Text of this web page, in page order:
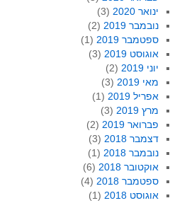
ינואר 2020
(3)
נובמבר 2019
(2)
ספטמבר 2019
(1)
אוגוסט 2019
(3)
יוני 2019
(2)
מאי 2019
(3)
אפריל 2019
(1)
מרץ 2019
(3)
פברואר 2019
(2)
דצמבר 2018
(3)
נובמבר 2018
(1)
אוקטובר 2018
(6)
ספטמבר 2018
(4)
אוגוסט 2018
(1)